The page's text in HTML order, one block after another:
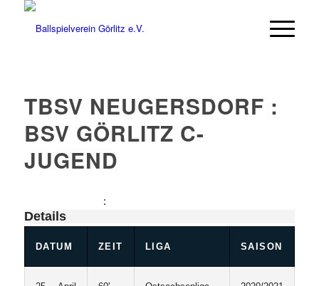
TBSV NEUGERSDORF :
BSV GÖRLITZ C-
JUGEND
:
Details
DATUM ZEIT LIGA SAISON